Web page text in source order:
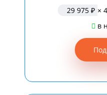
29 975 ₽ ×
в